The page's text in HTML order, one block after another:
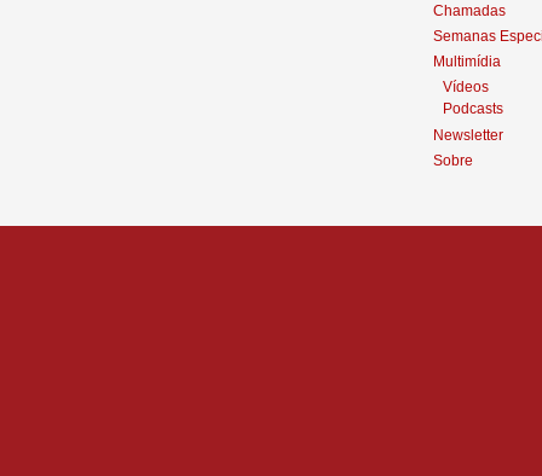
Chamadas
Semanas
Multimídia
Vídeos
Podcasts
Newsletter
Sobre